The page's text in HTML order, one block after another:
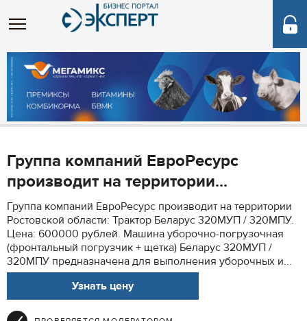
Группа компаний ЕвроРесурс
производит на территории...
Группа компаний ЕвроРесурс производит на территории
Ростовской области: Трактор Беларус 320МУП / 320МПУ.
Цена: 600000 рублей. Машина уборочно-погрузочная
(фронтальный погрузчик + щетка) Беларус 320МУП /
320МПУ предназначена для выполнения уборочных и...
Узнать цену